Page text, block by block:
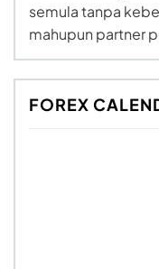
semula tanpa
mahupun partner
FOREX